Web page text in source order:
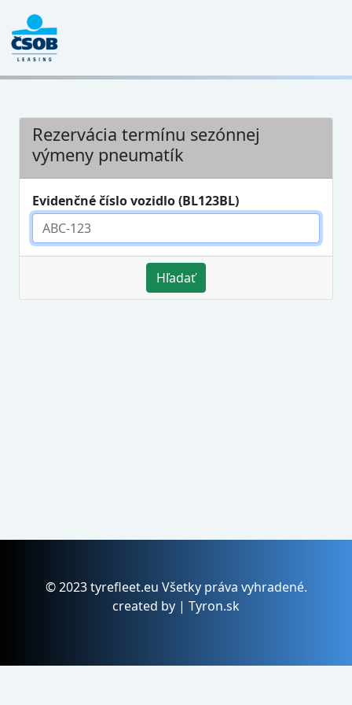
Rezervácia termínu sezónnej
výmeny pneumatík
Evidenčné číslo vozidlo (BL123BL)
Hľadať
© 2023 tyrefleet.eu Všetky práva vyhradené.
created by | Tyron.sk